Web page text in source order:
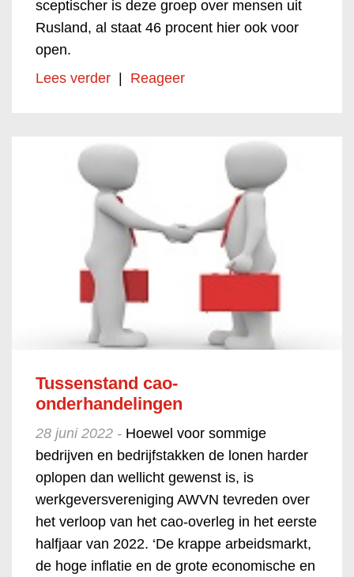
sceptischer is deze groep over mensen uit
Rusland, al staat 46 procent hier ook voor
open.
Lees verder
Reageer
Tussenstand cao-
onderhandelingen
28 juni 2022 - Hoewel voor sommige
bedrijven en bedrijfstakken de lonen harder
oplopen dan wellicht gewenst is, is
werkgeversvereniging AWVN tevreden over
het verloop van het cao-overleg in het eerste
halfjaar van 2022. ‘De krappe arbeidsmarkt,
de hoge inflatie en de grote economische en